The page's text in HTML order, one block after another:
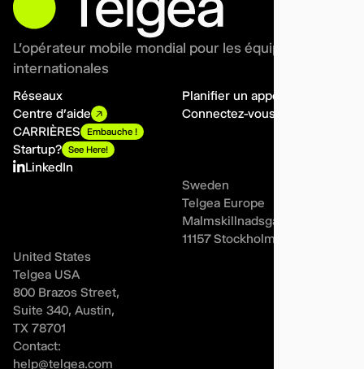
L'opérateur mobile mondial pour les équipes
internationales
Réseaux
Centre d'aide
CARRIÈRES
Embauche !
Startup? See Here!
Planifier un appel
Connectez-vous
LinkedIn
Sweden
Telgea Europe
Malmskillnadsgatan 44A,
11157 Stockholm
United States
Telgea USA
800 Brazos Street,
Suite 340, Austin,
TX 78701
Contact:
help@telgea.com